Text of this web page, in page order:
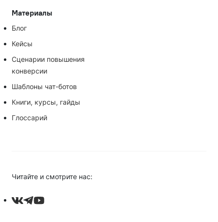
Материалы
Блог
Кейсы
Сценарии повышения
конверсии
Шаблоны чат-ботов
Книги, курсы, гайды
Глоссарий
Читайте и смотрите нас: